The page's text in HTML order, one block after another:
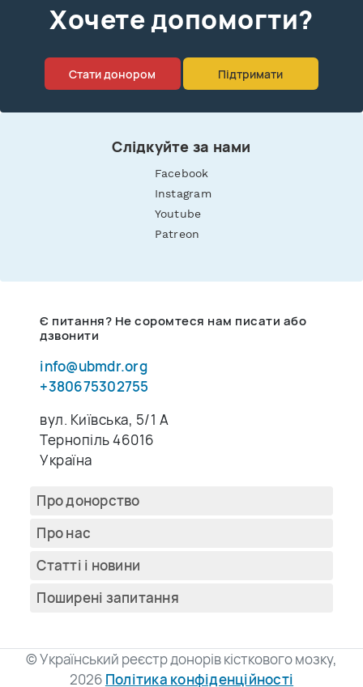
Xочете допомогти?
Стати донором Підтримати
Слідкуйте за нами
Facebook
Instagram
Youtube
Patreon
Є питання? Не соромтеся нам писати або
дзвонити
info@ubmdr.org
+380675302755
вул. Київська, 5/1 A
Тернопіль 46016
Україна
Про донорство
Про нас
Cтатті і новини
Поширені запитання
© Український реєстр донорів кісткового мозку,
2026 Політика конфіденційності